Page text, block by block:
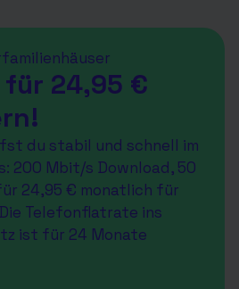
24,95 €
du stabil und schnell im
200 Mbit/s Download, 50
24,95 € monatlich für
Telefonflatrate ins
ist für 24 Monate